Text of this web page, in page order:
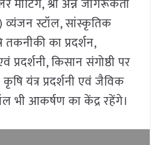
मीटिंग, श्री अन्न जागरूकता
व्यंजन स्टॉल, सांस्कृतिक
का प्रदर्शन,
प्रदर्शनी, किसान संगोष्ठी पर
यंत्र प्रदर्शनी एवं जैविक
भी आकर्षण का केंद्र रहेंगे।